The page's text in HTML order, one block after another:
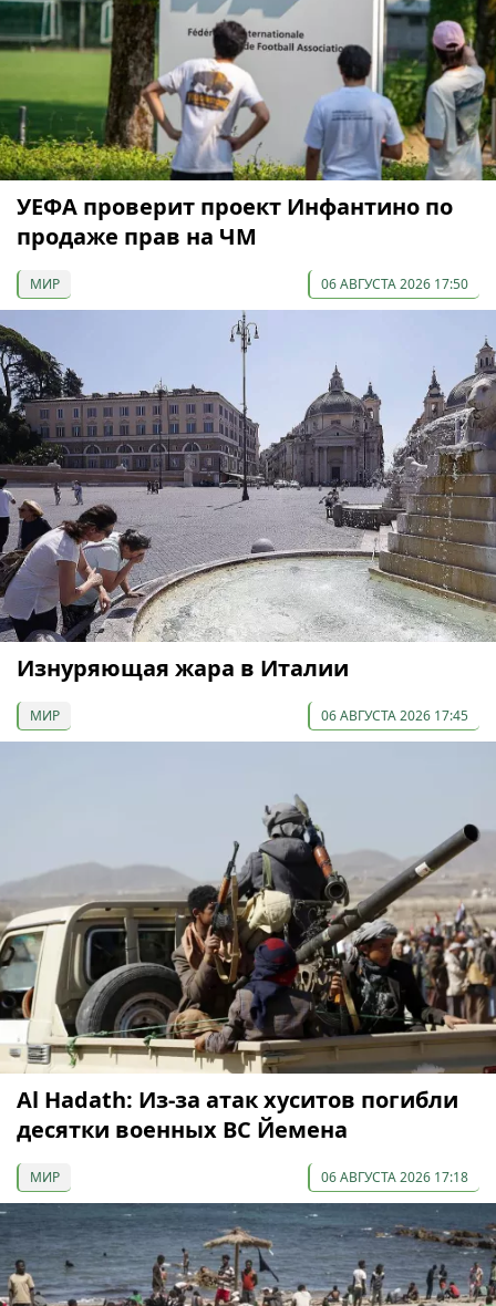
УЕФА проверит проект Инфантино по
продаже прав на ЧМ
МИР 06 АВГУСТА 2026 17:50
Изнуряющая жара в Италии
МИР 06 АВГУСТА 2026 17:45
Al Hadath: Из-за атак хуситов погибли
десятки военных ВС Йемена
МИР 06 АВГУСТА 2026 17:18